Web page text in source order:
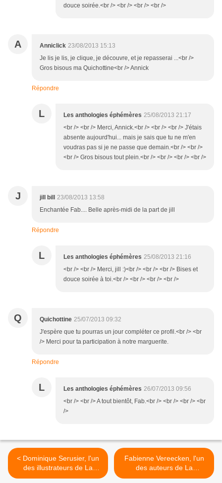
douce soirée.<br /> <br /> <br /> <br />
A Anniclick 23/08/2013 15:13
Je lis je lis, je clique, je découvre, et je repasserai ...<br />
Gros bisous ma Quichottine<br /> Annick
Répondre
L Les anthologies éphémères 25/08/2013 21:17
<br /> <br /> Merci, Annick.<br /> <br /> <br /> J'étais
absente aujourd'hui... mais je sais que tu ne m'en
voudras pas si je ne passe que demain.<br /> <br />
<br /> Gros bisous tout plein.<br /> <br /> <br /> <br />
J jill bill
23/08/2013 13:58
Enchantée Fab.... Belle après-midi de la part de jill
Répondre
L Les anthologies éphémères 25/08/2013 21:16
<br /> <br /> Merci, jill :)<br /> <br /> <br /> Bises et
douce soirée à toi.<br /> <br /> <br /> <br />
Q Quichottine 25/07/2013 09:32
J'espère que tu pourras un jour compléter ce profil.<br /> <br
/> Merci pour ta participation à notre marguerite.
Répondre
L Les anthologies éphémères 26/07/2013 09:56
<br /> <br /> A tout bientôt, Fab.<br /> <br /> <br /> <br
/>
< Dominique Serusier, l'un
des illustrateurs de La
Marguerite des possibles
Fabienne Vereecken, l'un
des auteurs de La
Marguerite des possibles >